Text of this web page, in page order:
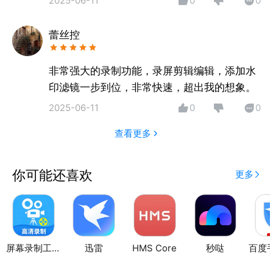
蕾丝控
非常强大的录制功能，录屏剪辑编辑，添加水
印滤镜一步到位，非常快速，超出我的想象。
2025-06-11 0 0
查看更多
你可能还喜欢 更多
屏幕录制工具 迅雷 HMS Core 秒哒